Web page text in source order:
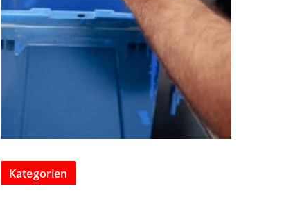
Kategorien